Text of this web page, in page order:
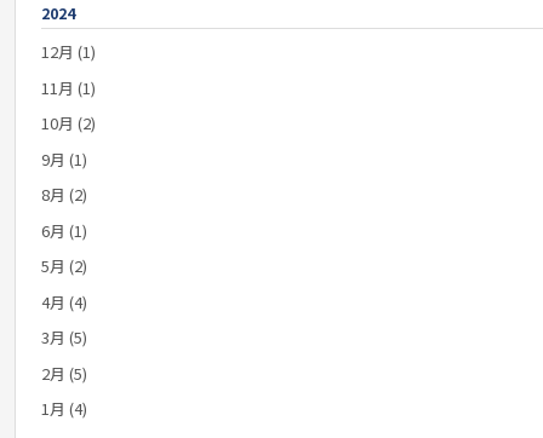
2024
12月 (1)
11月 (1)
10月 (2)
9月 (1)
8月 (2)
6月 (1)
5月 (2)
4月 (4)
3月 (5)
2月 (5)
1月 (4)